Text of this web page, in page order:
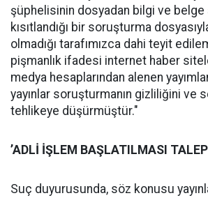
şüphelisinin dosyadan bilgi ve belge
kısıtlandığı bir soruşturma
olmadığı tarafımızca dahi teyit
pişmanlık ifadesi internet haber
medya hesaplarından alenen
yayınlar soruşturmanın gizliliğini ve
tehlikeye düşürmüştür."
’ADLİ İŞLEM BAŞLATILMASI TALEP
Suç duyurusunda, söz konusu